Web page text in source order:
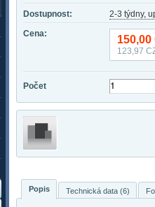
Dostupnost:
2-3 týdny,
Cena:
150,00
123,97
Počet
Popis Technická data (6)